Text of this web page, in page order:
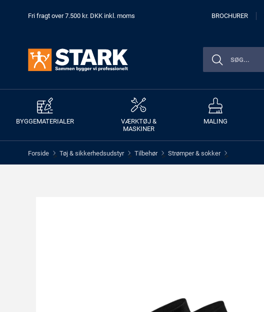
Fri fragt over 7.500 kr. DKK inkl. moms BROCHURER
BYGGEMATERIALER
VÆRKTØJ &
MASKINER
MALING
Forside > Tøj & sikkerhedsudstyr > Tilbehør > Strømper & sokker >